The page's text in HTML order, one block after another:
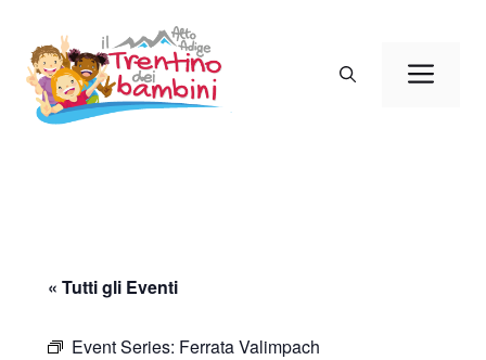
contenuto
« Tutti gli Eventi
Event Series: Ferrata Valimpach